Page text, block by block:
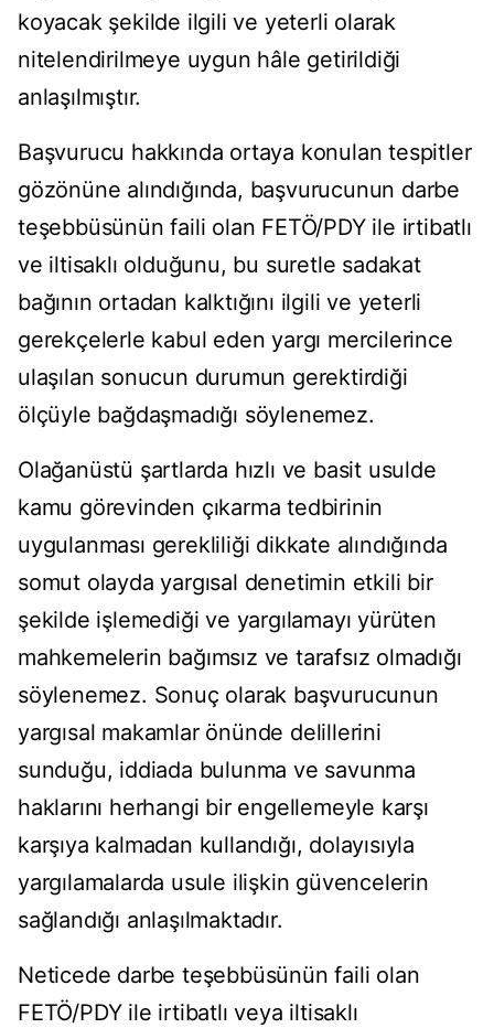
koyacak şekilde ilgili ve yeterli olarak
nitelendirilmeye uygun hâle getirildiği
anlaşılmıştır.
Başvurucu hakkında ortaya konulan tespitler
gözönüne alındığında, başvurucunun darbe
teşebbüsünün faili olan FETÖ/PDY ile irtibatlı
ve iltisaklı olduğunu, bu suretle sadakat
bağının ortadan kalktığını ilgili ve yeterli
gerekçelerle kabul eden yargı mercilerince
ulaşılan sonucun durumun gerektirdiği
ölçüyle bağdaşmadığı söylenemez.
Olağanüstü şartlarda hızlı ve basit usulde
kamu görevinden çıkarma tedbirinin
uygulanması gerekliliği dikkate alındığında
somut olayda yargısal denetimin etkili bir
şekilde işlemediği ve yargılamayı yürüten
mahkemelerin bağımsız ve tarafsız olmadığı
söylenemez. Sonuç olarak başvurucunun
yargısal makamlar önünde delillerini
sunduğu, iddiada bulunma ve savunma
haklarını herhangi bir engellemeyle karşı
karşıya kalmadan kullandığı, dolayısıyla
yargılamalarda usule ilişkin güvencelerin
sağlandığı anlaşılmaktadır.
Neticede darbe teşebbüsünün faili olan
FETÖ/PDY ile irtibatlı veya iltisaklı